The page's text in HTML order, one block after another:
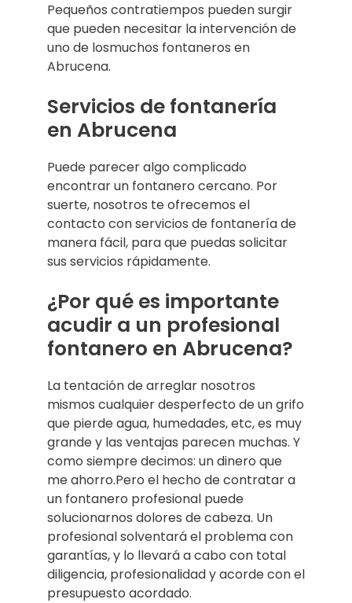
Pequeños contratiempos pueden surgir
que pueden necesitar la intervención de
uno de losmuchos fontaneros en
Abrucena.
Servicios de fontanería
en Abrucena
Puede parecer algo complicado
encontrar un fontanero cercano. Por
suerte, nosotros te ofrecemos el
contacto con servicios de fontanería de
manera fácil, para que puedas solicitar
sus servicios rápidamente.
¿Por qué es importante
acudir a un profesional
fontanero en Abrucena?
La tentación de arreglar nosotros
mismos cualquier desperfecto de un grifo
que pierde agua, humedades, etc, es muy
grande y las ventajas parecen muchas. Y
como siempre decimos: un dinero que
me ahorro.Pero el hecho de contratar a
un fontanero profesional puede
solucionarnos dolores de cabeza. Un
profesional solventará el problema con
garantías, y lo llevará a cabo con total
diligencia, profesionalidad y acorde con el
presupuesto acordado.